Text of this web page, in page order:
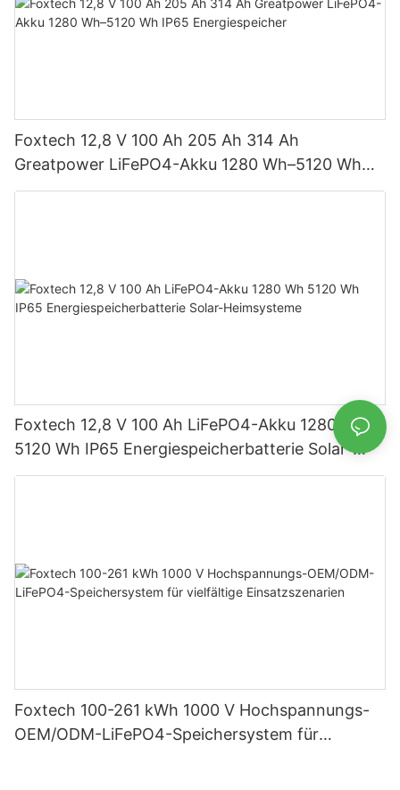
Foxtech 12,8 V 100 Ah 205 Ah 314 Ah
Greatpower LiFePO4-Akku 1280 Wh–5120 Wh
IP65 Energiespeicher
Foxtech 12,8 V 100 Ah LiFePO4-Akku 1280 Wh
5120 Wh IP65 Energiespeicherbatterie Solar-
Heimsysteme
Foxtech 100-261 kWh 1000 V Hochspannungs-
OEM/ODM-LiFePO4-Speichersystem für